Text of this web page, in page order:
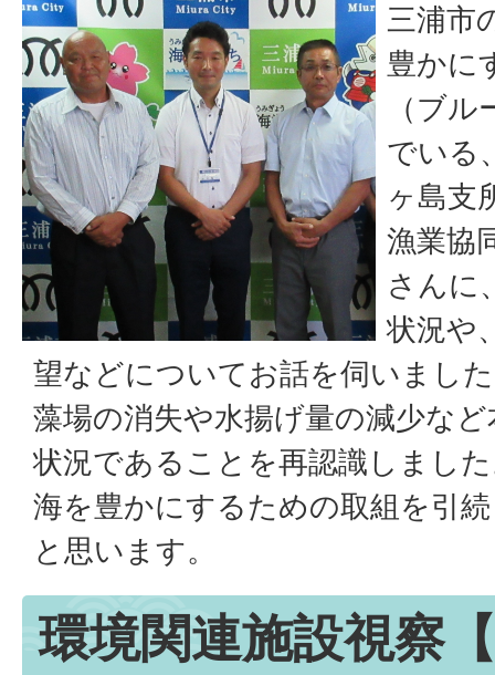
三浦市
豊かに
（ブ
でいる
ヶ島支
漁業協
さんに
状況や
望などについてお話を伺いまし
藻場の消失や水揚げ量の減少な
状況であることを再認識しまし
海を豊かにするための取組を引
と思います。
環境関連施設視察